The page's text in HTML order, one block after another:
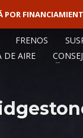
FRENOS
DE AIRE
POR